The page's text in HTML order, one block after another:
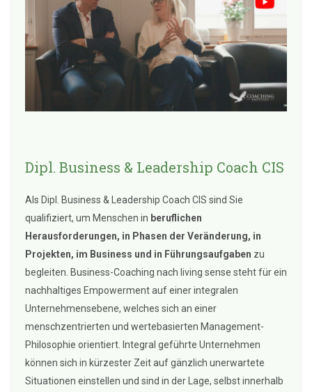
Dipl. Business & Leadership Coach CIS
Als Dipl. Business & Leadership Coach CIS sind Sie
qualifiziert, um Menschen in beruflichen
Herausforderungen, in Phasen der Veränderung, in
Projekten, im Business und in Führungsaufgaben zu
begleiten. Business-Coaching nach living sense steht für ein
nachhaltiges Empowerment auf einer integralen
Unternehmensebene, welches sich an einer
menschzentrierten und wertebasierten Management-
Philosophie orientiert. Integral geführte Unternehmen
können sich in kürzester Zeit auf gänzlich unerwartete
Situationen einstellen und sind in der Lage, selbst innerhalb